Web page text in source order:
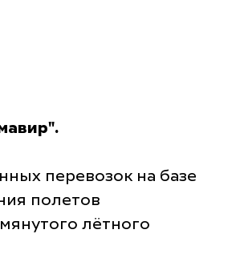
перевозок на базе
полетов
лётного